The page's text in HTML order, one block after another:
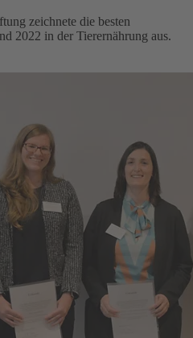
zeichnete die besten
2022 in der Tierernährung aus.